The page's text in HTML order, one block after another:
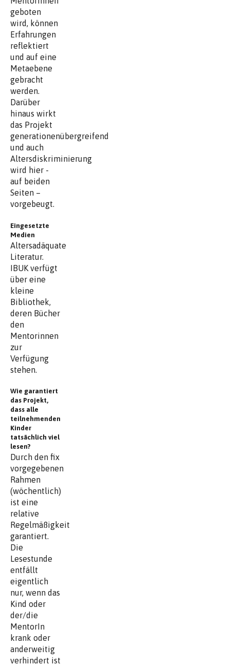
geboten
wird, können
Erfahrungen
reflektiert
und auf eine
Metaebene
gebracht
werden.
Darüber
hinaus wirkt
das Projekt
generationenübergreifend
und auch
Altersdiskriminierung
wird hier -
auf beiden
Seiten –
vorgebeugt.
Eingesetzte
Medien
Altersadäquate
Literatur.
IBUK verfügt
über eine
kleine
Bibliothek,
deren Bücher
den
Mentorinnen
zur
Verfügung
stehen.
Wie garantiert
das Projekt,
dass alle
teilnehmenden
Kinder
tatsächlich viel
lesen?
Durch den fix
vorgegebenen
Rahmen
(wöchentlich)
ist eine
relative
Regelmäßigkeit
garantiert.
Die
Lesestunde
entfällt
eigentlich
nur, wenn das
Kind oder
der/die
MentorIn
krank oder
anderweitig
verhindert ist